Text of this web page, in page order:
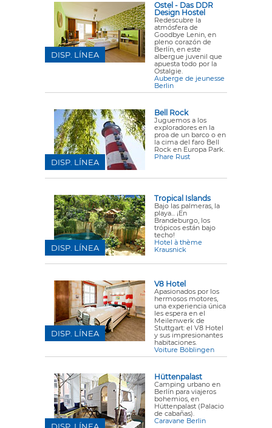
Ostel - Das DDR
Design Hostel
Redescubre la
atmósfera de
Goodbye Lenin, en
pleno corazón de
Berlín, en este
albergue juvenil que
apuesta todo por la
Ostalgie.
Auberge de jeunesse
Berlin
DISP. LÍNEA
Bell Rock
Juguemos a los
exploradores en la
proa de un barco o en
la cima del faro Bell
Rock en Europa Park.
Phare Rust
DISP. LÍNEA
Tropical Islands
Bajo las palmeras, la
playa... ¡En
Brandeburgo, los
trópicos están bajo
techo!
Hotel à thème
Krausnick
DISP. LÍNEA
V8 Hotel
Apasionados por los
hermosos motores,
una experiencia única
les espera en el
Meilenwerk de
Stuttgart: el V8 Hotel
y sus impresionantes
habitaciones.
Voiture Böblingen
DISP. LÍNEA
Hüttenpalast
Camping urbano en
Berlín para viajeros
bohemios, en
Hüttenpalast (Palacio
de cabañas).
Caravane Berlin